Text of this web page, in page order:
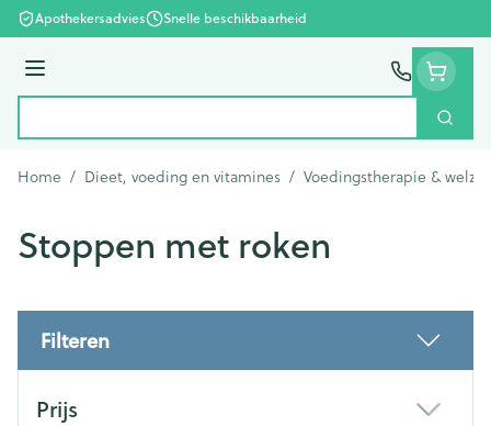
Ga naar de inhoud
Apothekersadvies Snelle beschikbaarheid
Menu
Zoek
Home / Dieet, voeding en vitamines / Voedingstherapie &
Stoppen met roken
Filteren
Prijs